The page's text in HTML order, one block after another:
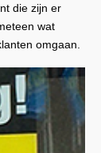
die zijn er
wat
omgaan.